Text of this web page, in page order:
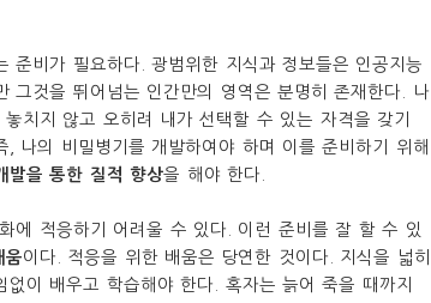
준비가 필요하다. 광범위한 지식과 정보들은 인공지능
그것을 뛰어넘는 인간만의 영역은 분명히 존재한다. 나
치지 않고 오히려 내가 선택할 수 있는 자격을 갖기
, 나의 비밀병기를 개발하여야 하며 이를 준비하기 위해
발을 통한 질적 향상을 해야 한다.
에 적응하기 어려울 수 있다. 이런 준비를 잘 할 수 있
움이다. 적응을 위한 배움은 당연한 것이다. 지식을 넓히
이 배우고 학습해야 한다. 혹자는 늙어 죽을 때까지